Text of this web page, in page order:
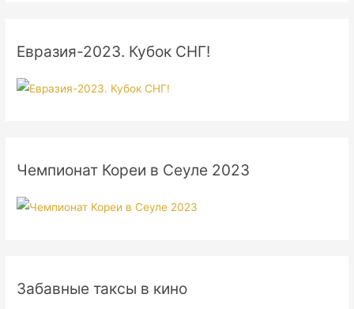
Евразия-2023. Кубок СНГ!
Чемпионат Кореи в Сеуле 2023
Забавные таксы в кино